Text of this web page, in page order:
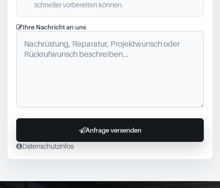
schneller vorbereiten können.
Ihre Nachricht an uns
Datenschutzinfos
Anfrage versenden